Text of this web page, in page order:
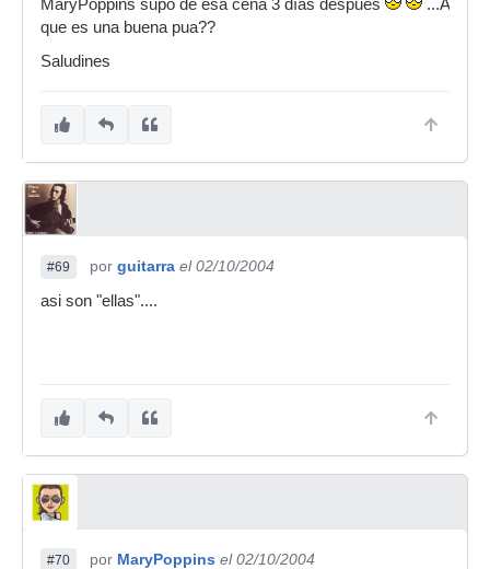
MaryPoppins supo de esa cena 3 días después
...A
que es una buena pua??
Saludines
#69 por guitarra el 02/10/2004
asi son "ellas"....
#70 por MaryPoppins el 02/10/2004